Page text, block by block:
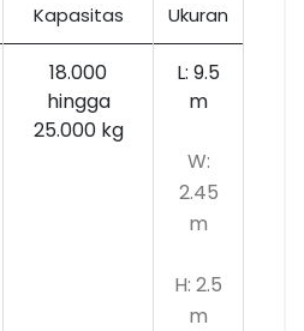
Kapasitas Ukuran
18.000
hingga
25.000 kg
L: 9.5
m
W:
2.45
m
H: 2.5
m